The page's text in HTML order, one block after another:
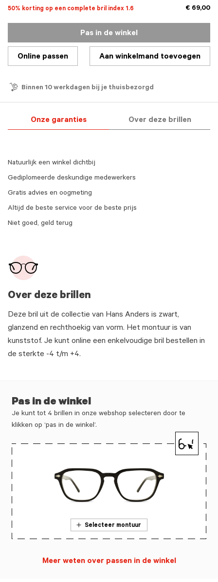
50% korting op een complete bril index 1.6 € 69,00
Pas in de winkel
Online passen Aan winkelmand toevoegen
Binnen 10 werkdagen bij je thuisbezorgd
Onze garanties Over deze brillen
Over deze brillen
Deze bril uit de collectie van Hans Anders is zwart,
glanzend en rechthoekig van vorm. Het montuur is van
kunststof. Je kunt online een enkelvoudige bril bestellen in
de sterkte -4 t/m +4.
Natuurlijk een winkel dichtbij
Gediplomeerde deskundige medewerkers
Gratis advies en oogmeting
Altijd de beste service voor de beste prijs
Niet goed, geld terug
Pas in de winkel
Je kunt tot 4 brillen in onze webshop selecteren door te
klikken op ‘pas in de winkel’.
Selecteer montuur
Meer weten over passen in de winkel